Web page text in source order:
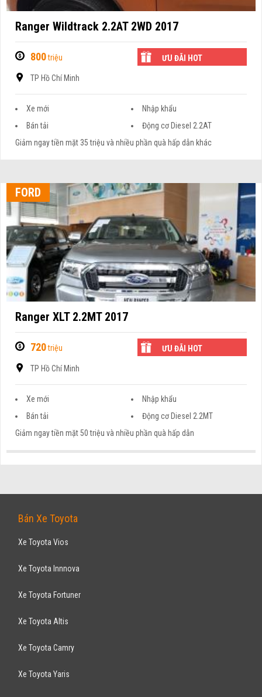
Ranger Wildtrack 2.2AT 2WD 2017
800triệu ƯU ĐÃI HOT
TP Hồ Chí Minh
Xe mới
Nhập khẩu
Bán tải
Động cơ Diesel 2.2AT
Giảm ngay tiền mặt 35 triệu và nhiều phần quà hấp dẫn khác
FORD
Ranger XLT 2.2MT 2017
720triệu ƯU ĐÃI HOT
TP Hồ Chí Minh
Xe mới
Nhập khẩu
Bán tải
Động cơ Diesel 2.2MT
Giảm ngay tiền mặt 50 triệu và nhiều phần quà hấp dẫn
FORD
Ranger XL 2.2MT 2017
590triệu
TP Hồ Chí Minh